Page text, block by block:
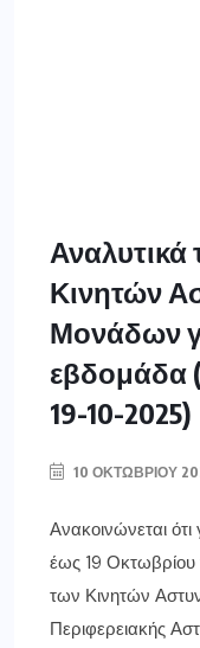
Κινητών
Μονάδων
εβδομάδα
19-10-2025)
10 ΟΚΤΩΒΡΊΟΥ
Ανακοινώνεται
έως 19 Οκτωβρίου
των Κινητών
Περιφερειακής